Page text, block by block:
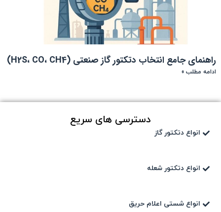
راهنمای جامع انتخاب دتکتور گاز صنعتی (H2S، CO، CH4)
ادامه مطلب »
دسترسی های سریع
انواع دتکتور گاز
انواع دتکتور شعله
انواع شستی اعلام حریق